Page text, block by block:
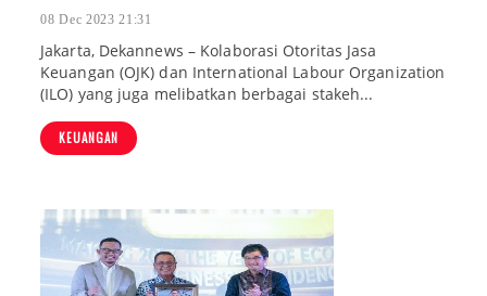
08 Dec 2023 21:31
Jakarta, Dekannews – Kolaborasi Otoritas Jasa
Keuangan (OJK) dan International Labour Organization
(ILO) yang juga melibatkan berbagai stakeh...
KEUANGAN